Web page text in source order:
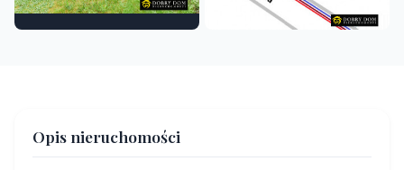
Opis nieruchomości